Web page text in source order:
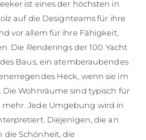
ist eines der höchsten in
auf die Designteams für ihre
vor allem für ihre Fähigkeit,
Die Renderings der 100 Yacht
Baus, ein atemberaubendes
Heck, wenn sie im
Wohnräume sind typisch für
Jede Umgebung wird in
Diejenigen, die an
die Schönheit, die